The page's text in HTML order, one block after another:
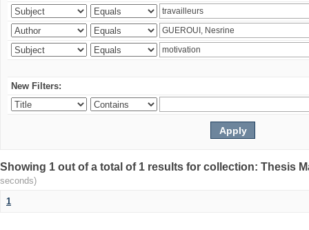
New Filters:
seconds)
1